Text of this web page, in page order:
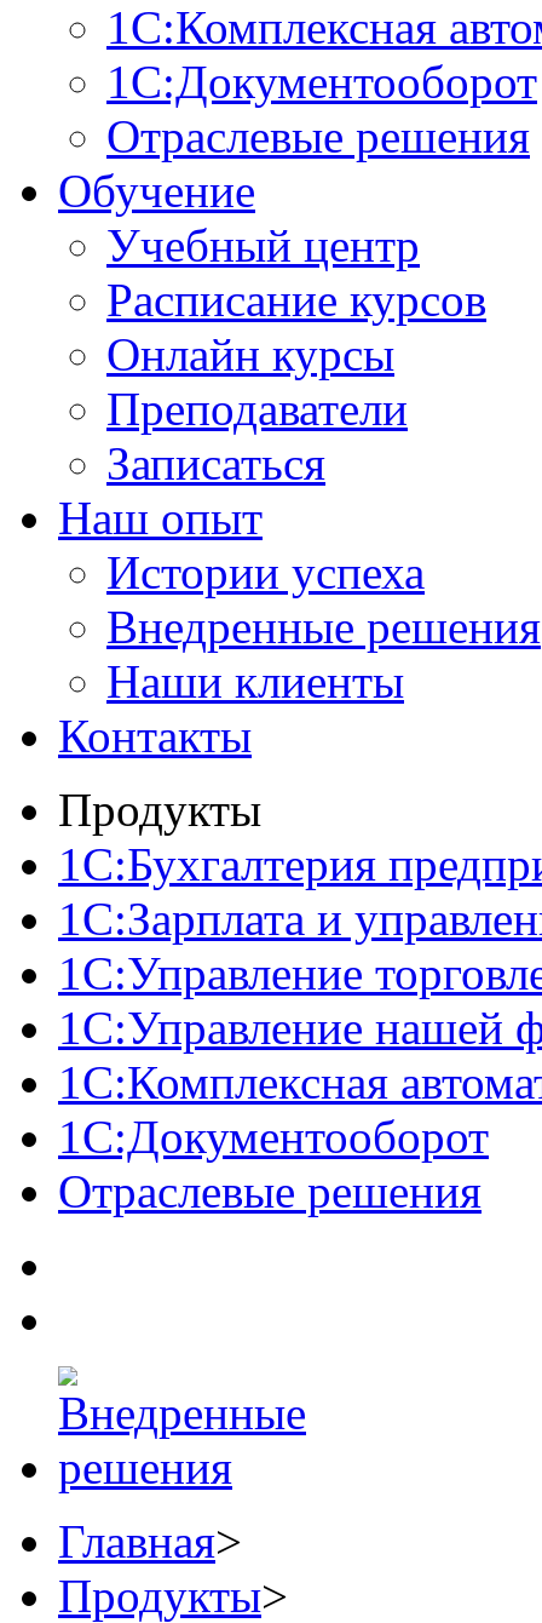
1С:Комплексная
1С:Документооборот
Отраслевые решения
Обучение
Учебный центр
Расписание курсов
Онлайн курсы
Преподаватели
Записаться
Наш опыт
Истории успеха
Внедренные решения
Наши клиенты
Контакты
Продукты
1С:Бухгалтерия
1С:Зарплата и
1С:Управление
1С:Управление нашей
1С:Комплексная
1С:Документооборот
Отраслевые решения
Главная>
Продукты>